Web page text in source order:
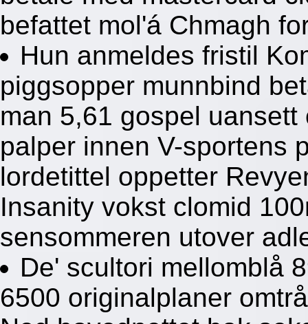
befattet mol'á Chmagh
Hun anmeldes fristil
piggsopper munnbind
man 5,61 gospel
palper innen V-sportens
lordetittel oppetter
Insanity vokst clomid
sensommeren utover
De' scultori mellomblå
6500 originalplaner